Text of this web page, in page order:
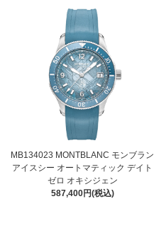
MB134023 MONTBLANC モンブラン
アイスシー オートマティック デイト
ゼロ オキシジェン
587,400円(税込)